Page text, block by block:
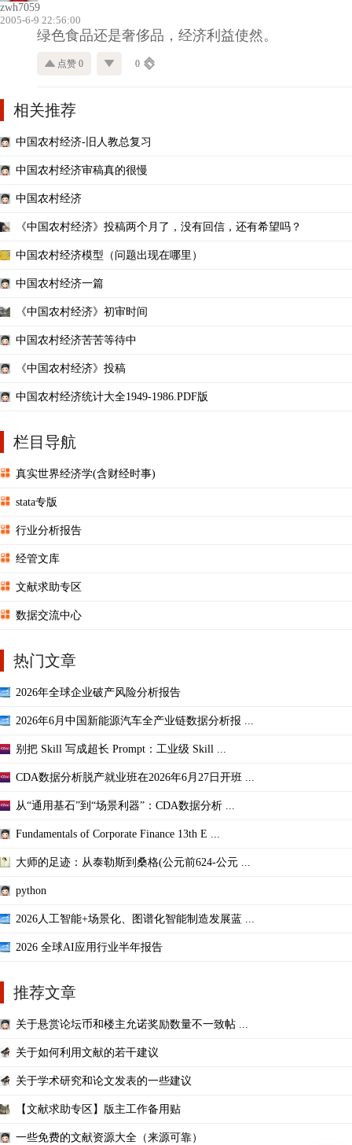
zwh7059
2005-6-9 22:56:00
绿色食品还是奢侈品，经济利益使然。
点赞 0 0
相关推荐
中国农村经济-旧人教总复习
中国农村经济审稿真的很慢
中国农村经济
《中国农村经济》投稿两个月了，没有回信，还有希望吗？
中国农村经济模型（问题出现在哪里）
中国农村经济一篇
《中国农村经济》初审时间
中国农村经济苦苦等待中
《中国农村经济》投稿
中国农村经济统计大全1949-1986.PDF版
栏目导航
真实世界经济学(含财经时事)
stata专版
行业分析报告
经管文库
文献求助专区
数据交流中心
热门文章
2026年全球企业破产风险分析报告
2026年6月中国新能源汽车全产业链数据分析报 ...
别把 Skill 写成超长 Prompt：工业级 Skill ...
CDA数据分析脱产就业班在2026年6月27日开班 ...
从“通用基石”到“场景利器”：CDA数据分析 ...
Fundamentals of Corporate Finance 13th E ...
大师的足迹：从泰勒斯到桑格(公元前624-公元 ...
python
2026人工智能+场景化、图谱化智能制造发展蓝 ...
2026 全球AI应用行业半年报告
推荐文章
关于悬赏论坛币和楼主允诺奖励数量不一致帖 ...
关于如何利用文献的若干建议
关于学术研究和论文发表的一些建议
【文献求助专区】版主工作备用贴
一些免费的文献资源大全（来源可靠）